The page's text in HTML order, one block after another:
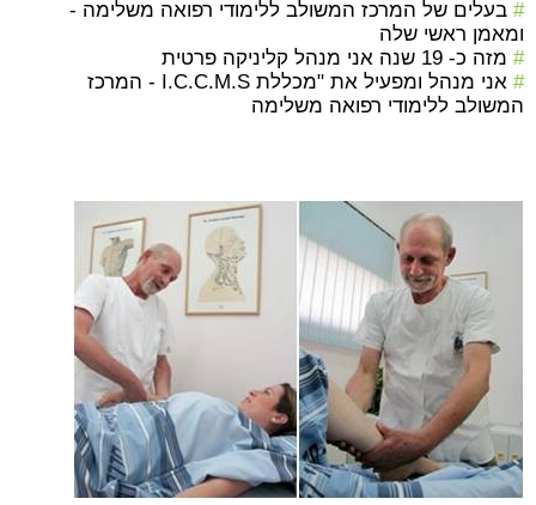
# בעלים של המרכז המשולב ללימודי רפואה משלימה -
ומאמן ראשי שלה
# מזה כ- 19 שנה אני מנהל קליניקה פרטית
#
אני מנהל ומפעיל את "מכללת I.C.C.M.S - המרכז
המשולב ללימודי רפואה משלימה